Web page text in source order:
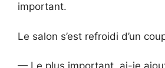
important.
Le salon s’est refroidi d’un
— Le plus important, ai-je